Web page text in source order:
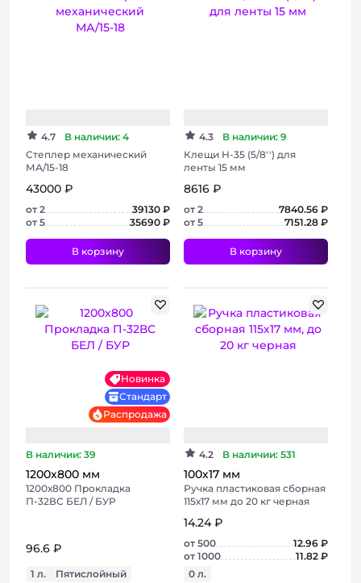
+ 6 фото + 3 фото
4.7
В наличии: 4
Степлер механический
МА/15-18
43000 ₽
от 2
39130 ₽
от 5
35690 ₽
В корзину
4.3
В наличии: 9
Клещи Н-35 (5/8'') для
ленты 15 мм
8616 ₽
от 2
7840.56 ₽
от 5
7151.28 ₽
В корзину
Новинка
Стандарт
Распродажа
В наличии: 39
1200х800 мм
1200х800 Прокладка
П-32ВС БЕЛ / БУР
96.6 ₽
1 л. Пятислойный
4.2 В наличии: 531
100х17 мм
Ручка пластиковая сборная
115х17 мм до 20 кг черная
14.24 ₽
от 500
12.96 ₽
от 1000
11.82 ₽
0 л.